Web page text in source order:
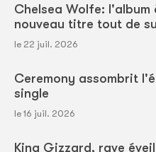
Chelsea Wolfe: l'album
nouveau titre tout de
le 22 juil. 2026
Ceremony assombrit
single
le 16 juil. 2026
King Gizzard, rave